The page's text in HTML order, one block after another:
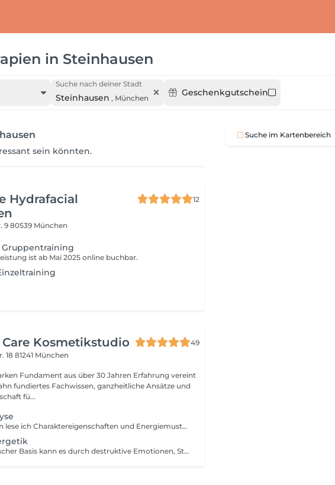
in Steinhausen
Suche nach deiner Stadt
Steinhausen , München
Geschenkgutschein
sein könnten.
Hydrafacial
12
980539 München
Gruppentraining
ist ab Mai 2025 online buchbar.
Care Kosmetikstudio
49
1881241 München
Fundament aus über 30 Jahren Erfahrung vereint
fundiertes Fachwissen, ganzheitliche Ansätze und
fü...
An den Zehen lese ich Charaktereigenschaften und Energiemuster von dir.
Auf energetischer Basis kann es durch destruktive Emotionen, Stress etc. zu Blockaden kommen. Durch diverse Heiltechniken können diese entfernt und die Selbstheilungskräfte aktiviert werden. Dies kann auch eine neue Inspiration für dich sein. Sitzung ca. 60 Min. Lies auch gerne auf www.InSichSein.de genaueres.
Suche im Kartenbereich